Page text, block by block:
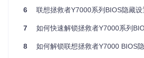
场景化应用指南 🚀
黑苹果安装必备配置
上Intel处理器机型
6 联想拯救者Y7000系列BIOS隐藏设置终极解锁指
7 如何快速解锁拯救者Y7000系列BIOS隐藏功能
8 如何解锁联想拯救者Y7000 BIOS隐藏功能：探